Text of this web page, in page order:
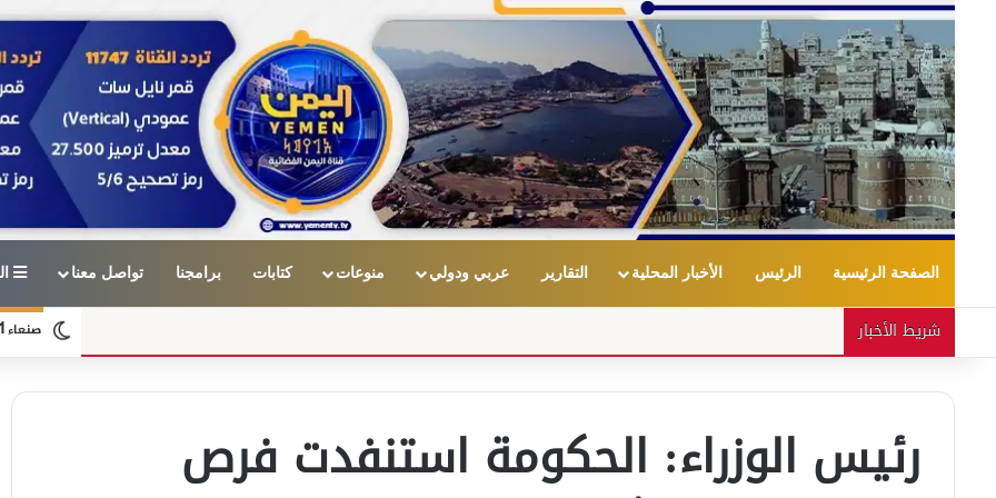
الصفحة الرئيسية الرئيس الأخبار المحلية التقارير عربي ودولي منوعات كتابات برامجنا تواصل معنا
شريط الأخبار صنعاء
رئيس الوزراء: الحكومة استنفدت فرص